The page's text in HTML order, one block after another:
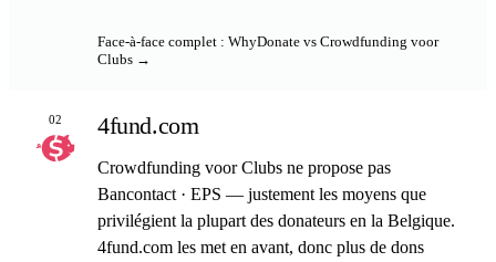
Face-à-face complet : WhyDonate vs Crowdfunding voor
Clubs →
02 4fund.com
Crowdfunding voor Clubs ne propose pas
Bancontact · EPS — justement les moyens que
privilégient la plupart des donateurs en la Belgique.
4fund.com les met en avant, donc plus de dons